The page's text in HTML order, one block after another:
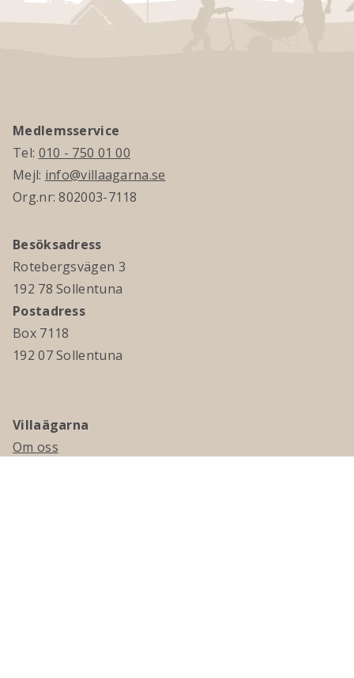
Medlemsservice
Tel: 010 - 750 01 00
Mejl: info@villaagarna.se
Org.nr: 802003-7118
Besöksadress
Rotebergsvägen 3
192 78 Sollentuna
Postadress
Box 7118
192 07 Sollentuna
Villaägarna
Om oss